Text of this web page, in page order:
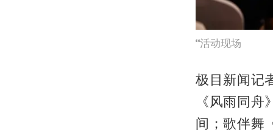
活动现场
极目新闻记
《风雨同
间；歌伴舞